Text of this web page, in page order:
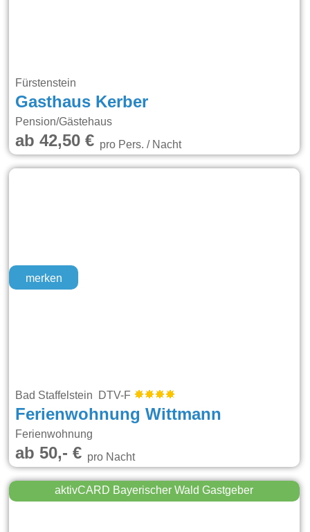
Fürstenstein
Gasthaus Kerber
Pension/Gästehaus
ab 42,50 €pro Pers. / Nacht
merken
Bad Staffelstein DTV-F
Ferienwohnung Wittmann
Ferienwohnung
ab 50,- €pro Nacht
aktivCARD Bayerischer Wald Gastgeber